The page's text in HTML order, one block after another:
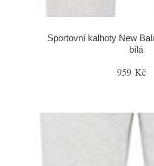
Sportovní kalhoty New
bílá
959 Kč